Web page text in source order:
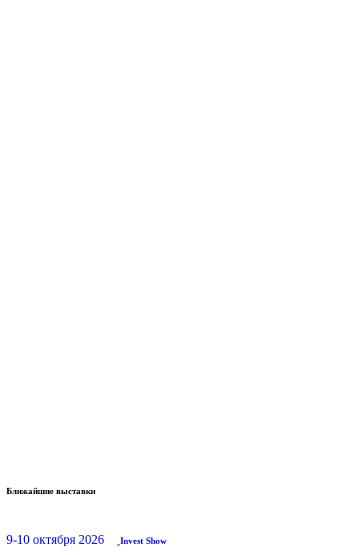
Ближайшие выставки
9-10 октября 2026 Invest Show